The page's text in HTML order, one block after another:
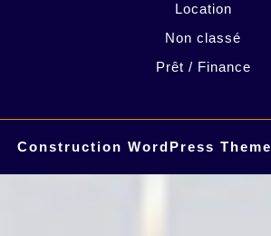
Location
Non classé
Prêt / Finance
Construction WordPress Theme